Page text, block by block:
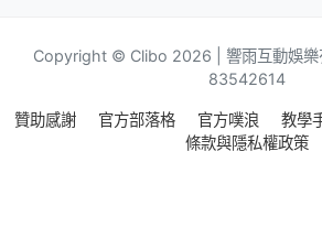
Copyright © Clibo 2026 | 響雨互動娛樂
83542614
贊助感謝 官方部落格 官方噗浪 教學
條款與隱私權政策